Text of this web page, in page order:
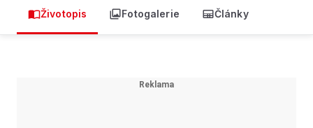
Životopis Fotogalerie Články